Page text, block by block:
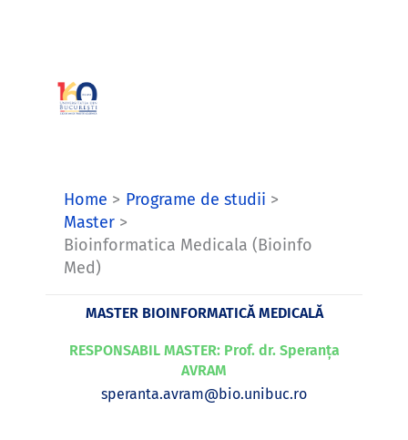
Home
Programe de studii
Master
Bioinformatica Medicala (Bioinfo
Med)
MASTER BIOINFORMATICĂ MEDICALĂ
RESPONSABIL MASTER: Prof. dr. Speranța
AVRAM
speranta.avram@bio.unibuc.ro